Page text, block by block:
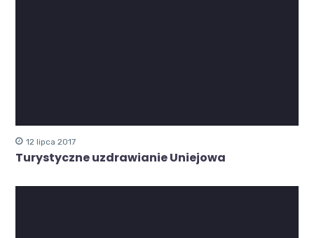
12 lipca 2017
Turystyczne uzdrawianie Uniejowa